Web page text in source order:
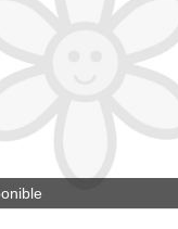
Calendrier horticole
Emplois
Service à la clientèle